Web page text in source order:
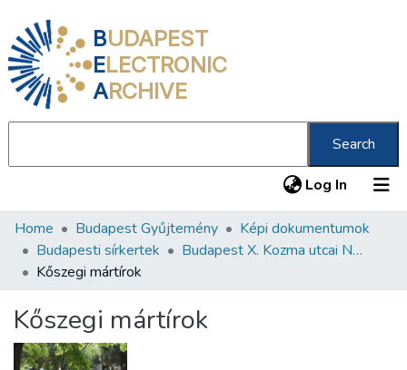
BUDAPEST
ELECTRONIC
ARCHIVE
Search
Log In (current)
Communities & Collections
All of DSpace
About us
Home Budapest Gyűjtemény
Képi dokumentumok
Budapesti sírkertek
Budapest X. Kozma utcai Neológ Zsidó Temető
Kőszegi mártírok
Kőszegi mártírok